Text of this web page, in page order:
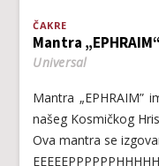
ČAKRE
Mantra
Universal
Mantra „EPHRAIM”
našeg Kosmičkog
Ova mantra se